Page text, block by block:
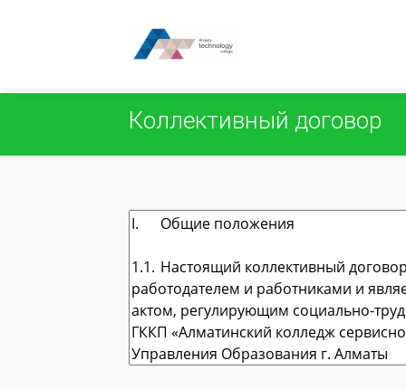
Коллективный договор